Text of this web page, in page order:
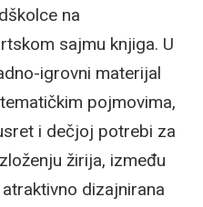
na
sajmu knjiga. U
igrovni materijal
pojmovima,
i dečjoj potrebi za
žirija, između
dizajnirana